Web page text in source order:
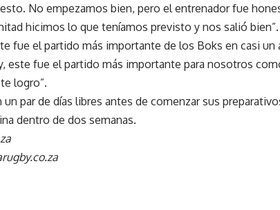
No empezamos bien, pero el entrenador fue
hicimos lo que teníamos previsto y nos salió bien”.
fue el partido más importante de los Boks en casi un
este fue el partido más importante para nosotros
logro”.
un par de días libres antes de comenzar sus
dentro de dos semanas.